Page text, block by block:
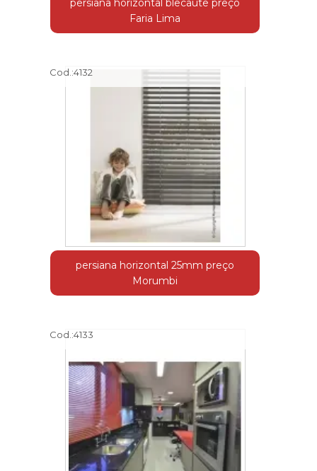
Faria Lima
Cod.:4132
persiana horizontal 25mm preço
Morumbi
Cod.:4133